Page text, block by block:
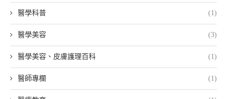
醫學科普 (1)
醫學美容 (3)
醫學美容、皮膚護理百科 (1)
醫師專欄 (1)